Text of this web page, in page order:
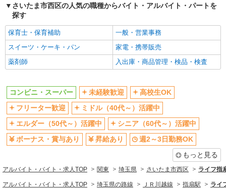
交通費支給
同じ職種から求人を探す
販売・接客サービス
コンビニ・スーパー
未経験歓迎
高校生OK
ミドル（40代～）活躍中
ボーナス・賞与あり
週2～3日勤務OK
短時間勤務（1日4h以内）OK
交通費支給
さいたま市西区の人気の職種からバイト・アルバイト・パートを
探す
保育士・保育補助
一般・営業事務
スイーツ・ケーキ・パン
家電・携帯販売
薬剤師
入出庫・商品管理・検品・検査
コンビニ・スーパー 未経験歓迎
高校生OK
フリーター歓迎
ミドル（40代～）活躍中
エルダー（50代～）活躍中
シニア（60代～）活躍中
ボーナス・賞与あり
昇給あり
週2～3日勤務OK
もっと見る
アルバイト・バイト・求人TOP 関東 埼玉県 さいたま市西区 ライフ指
アルバイト・バイト・求人TOP 埼玉県の路線 ＪＲ川越線 指扇駅 ライ